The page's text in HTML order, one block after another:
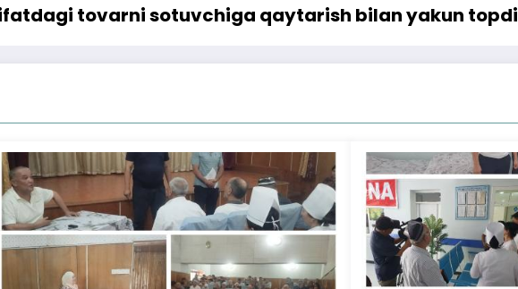
tovarni sotuvchiga qaytarish bilan yakun topdi